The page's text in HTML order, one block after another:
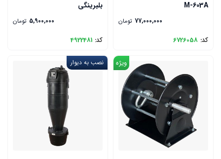
M-603A
77,000,000 تومان
کد: 6726058
بلبرینگی
5,900,000 تومان
کد: 4922481
ویژه نصب به دیوار